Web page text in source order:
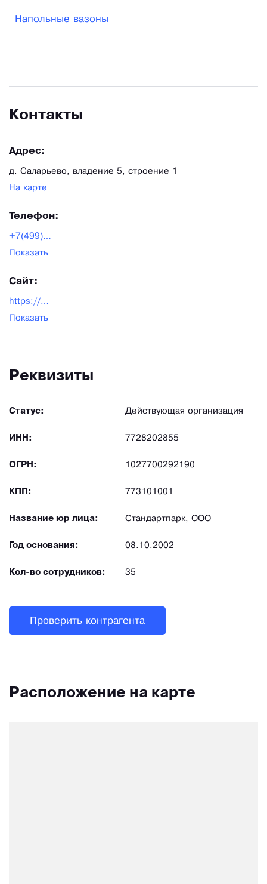
Напольные вазоны
Контакты
Адрес:
д. Саларьево, владение 5, строение 1
На карте
Телефон:
+7(499)322-49-81
Показать
Сайт:
https://www.standartpark.ru/
Показать
Реквизиты
Статус: Действующая организация
ИНН: 7728202855
ОГРН: 1027700292190
КПП: 773101001
Название юр лица: Стандартпарк, ООО
Год основания: 08.10.2002
Кол-во сотрудников: 35
Проверить контрагента
Расположение на карте